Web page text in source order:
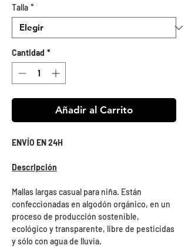
oferta
Talla *
Cantidad *
Añadir al Carrito
ENVÍO EN 24H
Descripción
Mallas largas casual para niña. Están
confeccionadas en algodón orgánico, en un
proceso de producción sostenible,
ecológico y transparente, libre de pesticidas
y sólo con agua de lluvia.